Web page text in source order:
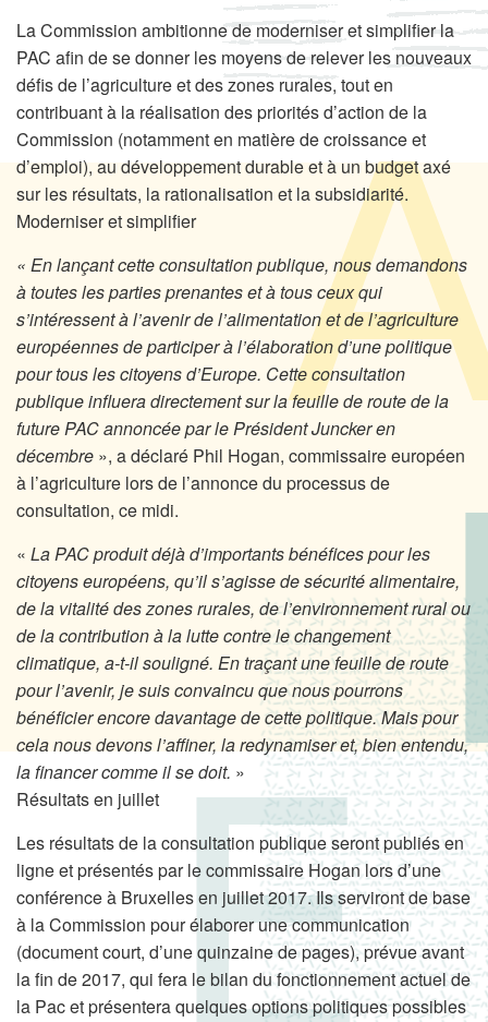
La Commission ambitionne de moderniser et simplifier la
PAC afin de se donner les moyens de relever les nouveaux
défis de l’agriculture et des zones rurales, tout en
contribuant à la réalisation des priorités d’action de la
Commission (notamment en matière de croissance et
d’emploi), au développement durable et à un budget axé
sur les résultats, la rationalisation et la subsidiarité.
Moderniser et simplifier
« En lançant cette consultation publique, nous demandons
à toutes les parties prenantes et à tous ceux qui
s’intéressent à l’avenir de l’alimentation et de l’agriculture
européennes de participer à l’élaboration d’une politique
pour tous les citoyens d’Europe. Cette consultation
publique influera directement sur la feuille de route de la
future PAC annoncée par le Président Juncker en
décembre », a déclaré Phil Hogan, commissaire européen
à l’agriculture lors de l’annonce du processus de
consultation, ce midi.
« La PAC produit déjà d’importants bénéfices pour les
citoyens européens, qu’il s’agisse de sécurité alimentaire,
de la vitalité des zones rurales, de l’environnement rural ou
de la contribution à la lutte contre le changement
climatique, a-t-il souligné. En traçant une feuille de route
pour l’avenir, je suis convaincu que nous pourrons
bénéficier encore davantage de cette politique. Mais pour
cela nous devons l’affiner, la redynamiser et, bien entendu,
la financer comme il se doit. »
Résultats en juillet
Les résultats de la consultation publique seront publiés en
ligne et présentés par le commissaire Hogan lors d’une
conférence à Bruxelles en juillet 2017. Ils serviront de base
à la Commission pour élaborer une communication
(document court, d’une quinzaine de pages), prévue avant
la fin de 2017, qui fera le bilan du fonctionnement actuel de
la Pac et présentera quelques options politiques possibles